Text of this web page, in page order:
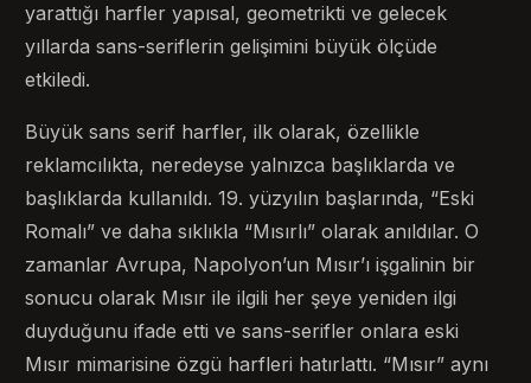
yarattığı harfler yapısal, geometrikti ve gelecek
yıllarda sans-seriflerin gelişimini büyük ölçüde
etkiledi.
Büyük sans serif harfler, ilk olarak, özellikle
reklamcılıkta, neredeyse yalnızca başlıklarda ve
başlıklarda kullanıldı. 19. yüzyılın başlarında, “Eski
Romalı” ve daha sıklıkla “Mısırlı” olarak anıldılar. O
zamanlar Avrupa, Napolyon’un Mısır’ı işgalinin bir
sonucu olarak Mısır ile ilgili her şeye yeniden ilgi
duyduğunu ifade etti ve sans-serifler onlara eski
Mısır mimarisine özgü harfleri hatırlattı. “Mısır” aynı